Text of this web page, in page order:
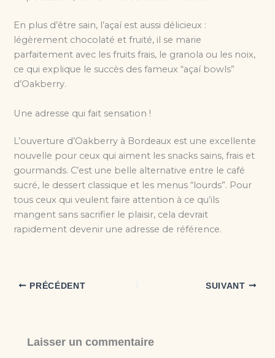
En plus d’être sain, l’açaí est aussi délicieux :
légèrement chocolaté et fruité, il se marie
parfaitement avec les fruits frais, le granola ou les noix,
ce qui explique le succès des fameux “açaí bowls”
d’Oakberry.
Une adresse qui fait sensation !
L’ouverture d’Oakberry à Bordeaux est une excellente
nouvelle pour ceux qui aiment les snacks sains, frais et
gourmands. C’est une belle alternative entre le café
sucré, le dessert classique et les menus “lourds”. Pour
tous ceux qui veulent faire attention à ce qu’ils
mangent sans sacrifier le plaisir, cela devrait
rapidement devenir une adresse de référence.
PRÉCÉDENT SUIVANT
Laisser un commentaire